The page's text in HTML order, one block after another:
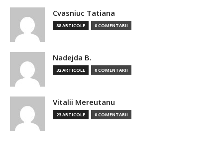
Cvasniuc Tatiana
88 ARTICOLE 0 COMENTARII
Nadejda B.
32 ARTICOLE 0 COMENTARII
Vitalii Mereutanu
23 ARTICOLE 0 COMENTARII